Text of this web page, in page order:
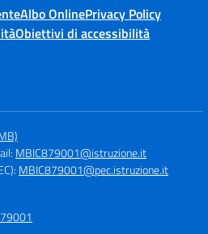
Albo OnlinePrivacy Policy
Obiettivi di accessibilità
MBIC879001@istruzione.it
MBIC879001@pec.istruzione.it